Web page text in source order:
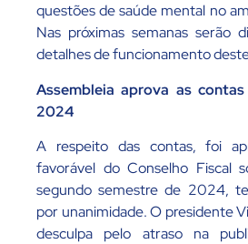
questões de saúde mental no
Nas próximas semanas serão
detalhes de funcionamento
Assembleia aprova as
2024
A respeito das contas, foi
favorável do Conselho Fiscal
segundo semestre de 2024,
por unanimidade. O presidente
desculpa pelo atraso na